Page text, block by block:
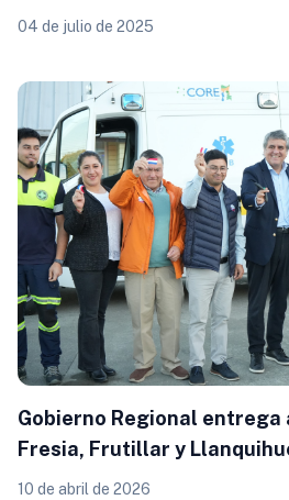
sanitario La Laja en Puerto
04 de julio de 2025
Gobierno Regional entrega
Fresia, Frutillar y
mamógrafo
10 de abril de 2026